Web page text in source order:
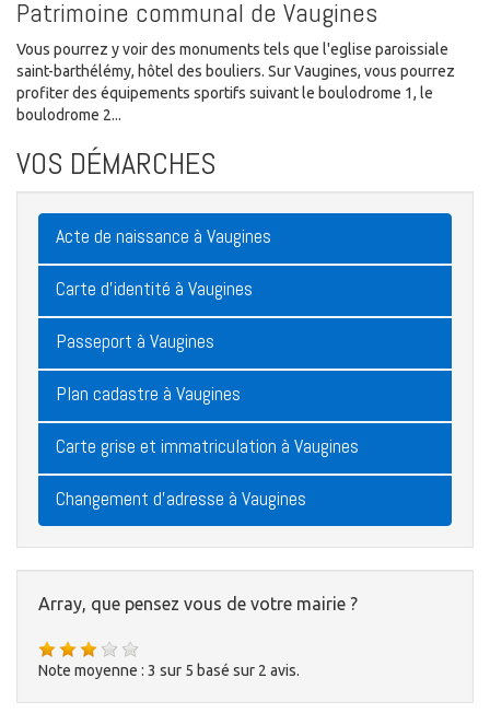
Patrimoine communal de Vaugines
Vous pourrez y voir des monuments tels que l'eglise paroissiale
saint-barthélémy, hôtel des bouliers. Sur Vaugines, vous pourrez
profiter des équipements sportifs suivant le boulodrome 1, le
boulodrome 2...
VOS DÉMARCHES
Acte de naissance à Vaugines
Carte d'identité à Vaugines
Passeport à Vaugines
Plan cadastre à Vaugines
Carte grise et immatriculation à Vaugines
Changement d'adresse à Vaugines
Array, que pensez vous de votre mairie ?
Note moyenne : 3 sur 5 basé sur 2 avis.